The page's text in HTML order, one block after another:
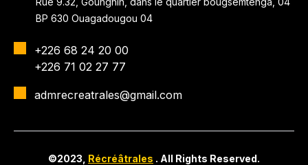
BP 630 Ouagadougou 04
+226 68 24 20 00
+226 71 02 27 77
admrecreatrales@gmail.com
©2023, Récréâtrales . All Rights Reserved.